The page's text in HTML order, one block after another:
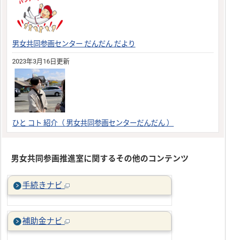
男女共同参画センター だんだん だより
2023年3月16日更新
ひと コト 紹介（ 男女共同参画センターだんだん ）
男女共同参画推進室に関するその他のコンテンツ
手続きナビ
補助金ナビ